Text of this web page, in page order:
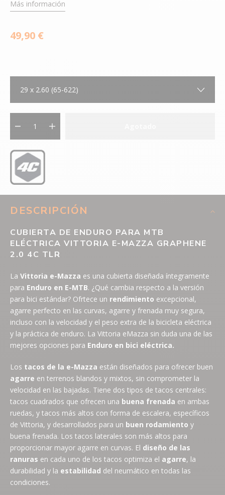
Más información
49,90 €
29 x 2.60 (65-622)
DESCRIPCIÓN
CUBIERTA DE ENDURO PARA MTB
ELÉCTRICA VITTORIA E-MAZZA GRAPHENE
2.0 4C TLR
La Vittoria e-Mazza es una cubierta diseñada íntegramente
para Enduro en E-MTB. ¿Qué cambia respecto a la versión
para bici estándar? Ofrtece un rendimiento excepcional,
agarre perfecto en las curvas, agarre y frenada muy segura,
incluso con la velocidad y el peso extra de la bicicleta eléctrica
y la práctica de enduro. La Vittoria eMazza sin duda una de las
mejores opciones para Enduro en bici eléctrica.
Los tacos de la e-Mazza están diseñados para ofrecer buen
agarre en terrenos blandos y mixtos, sin comprometer la
velocidad en las bajadas. Tiene dos tipos de tacos centrales:
tacos cuadrados que ofrecen una buena frenada en ambas
ruedas, y tacos más altos con forma de escalera, específicos
de Vittoria, y desarrollados para un buen rodamiento y
buena frenada. Los tacos laterales son más altos para
proporcionar mayor agarre en curvas. El diseño de las
ranuras en cada uno de los tacos optimiza el agarre, la
durabilidad y la estabilidad del neumático en todas las
condiciones.